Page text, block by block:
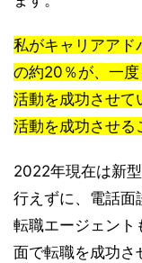
私がキャリアアド
の約20％が、一
活動を成功させて
活動を成功させる
2022年現在は新
行えずに、電話面
転職エージェン
面で転職を成功さ